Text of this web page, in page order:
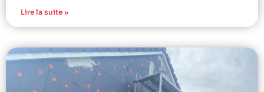
Lire la suite »